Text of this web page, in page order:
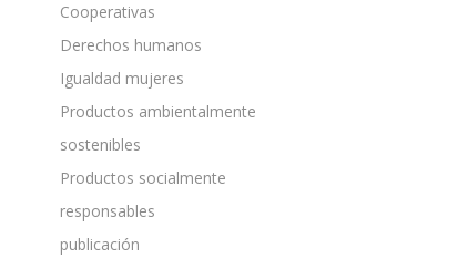
Cooperativas
Derechos humanos
Igualdad mujeres
Productos ambientalmente
sostenibles
Productos socialmente
responsables
publicación